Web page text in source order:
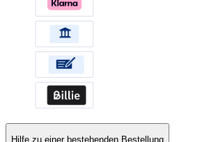
Hilfe zu einer bestehenden Bestellung